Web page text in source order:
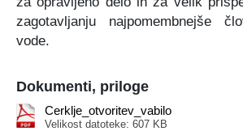
zagotavljanju najpomembnejše
vode.
Dokumenti, priloge
Cerklje_otvoritev_vabilo
Velikost datoteke: 607 KB